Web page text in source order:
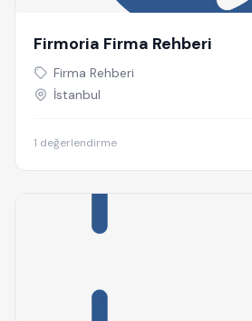
Firmoria Firma Rehberi
Firma Rehberi
İstanbul
1 değerlendirme